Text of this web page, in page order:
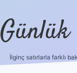
İlginç satırlarla farklı